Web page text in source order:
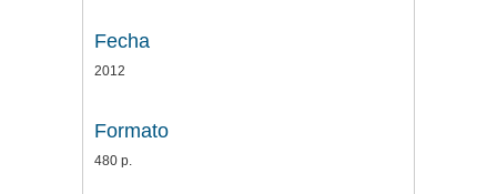
Fecha
2012
Formato
480 p.